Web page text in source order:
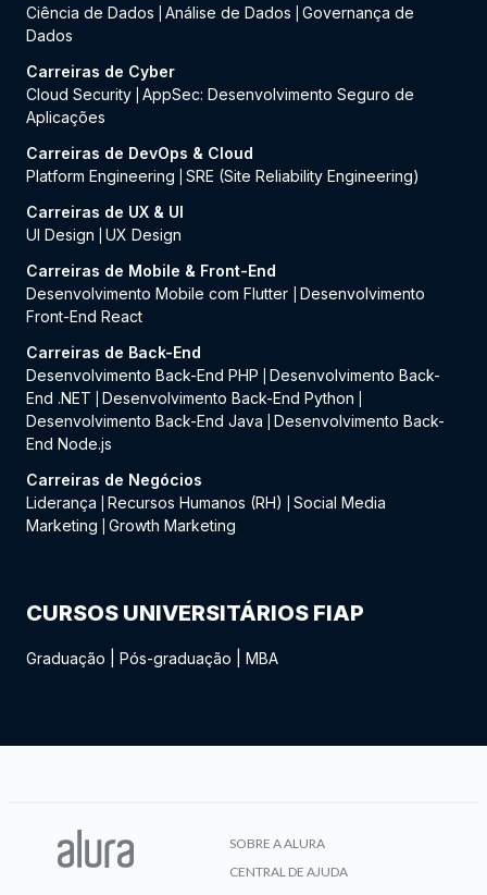
Ciência de Dados
Análise de Dados
Governança de
Dados
Carreiras de Cyber
Cloud Security AppSec: Desenvolvimento Seguro de
Aplicações
Carreiras de DevOps & Cloud
Platform Engineering
SRE (Site Reliability Engineering)
Carreiras de UX & UI
UI Design
UX Design
Carreiras de Mobile & Front-End
Desenvolvimento Mobile com Flutter
Desenvolvimento
Front-End React
Carreiras de Back-End
Desenvolvimento Back-End PHP
Desenvolvimento Back-
End .NET
Desenvolvimento Back-End Python
Desenvolvimento Back-End Java
Desenvolvimento Back-
End Node.js
Carreiras de Negócios
Liderança
Recursos Humanos (RH)
Social Media
Marketing
Growth Marketing
CURSOS UNIVERSITÁRIOS FIAP
Graduação Pós-graduação MBA
SOBRE A ALURA
CENTRAL DE AJUDA